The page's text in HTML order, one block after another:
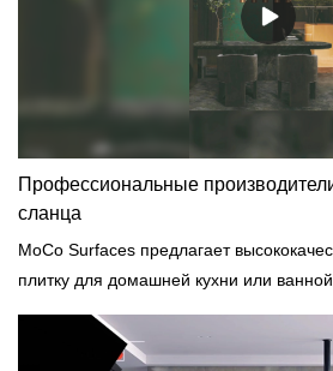
Профессиональные
сланца
MoCo Surfaces предлагает
плитку для домашней кухни или